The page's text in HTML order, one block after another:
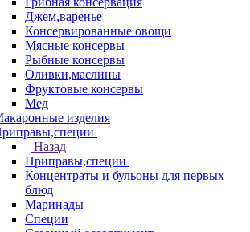
Джем,варенье
Консервированные овощи
Мясные консервы
Рыбные консервы
Оливки,маслины
Фруктовые консервы
Мед
изделия
Назад
Приправы,специи
Концентраты и бульоны для первых
блюд
Маринады
Специи